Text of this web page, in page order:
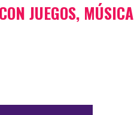
JUEGOS, MÚSICA